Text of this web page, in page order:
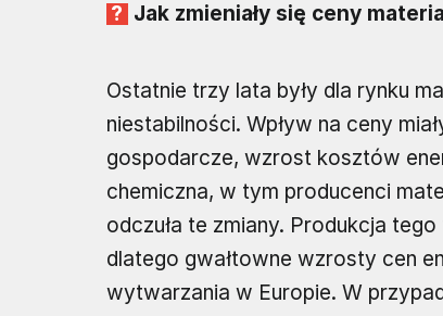
Jak zmieniały się ceny
Ostatnie trzy lata były dla rynku
niestabilności. Wpływ na ceny
gospodarcze, wzrost kosztów
chemiczna, w tym producenci
odczuła te zmiany. Produkcja
dlatego gwałtowne wzrosty cen
wytwarzania w Europie. W